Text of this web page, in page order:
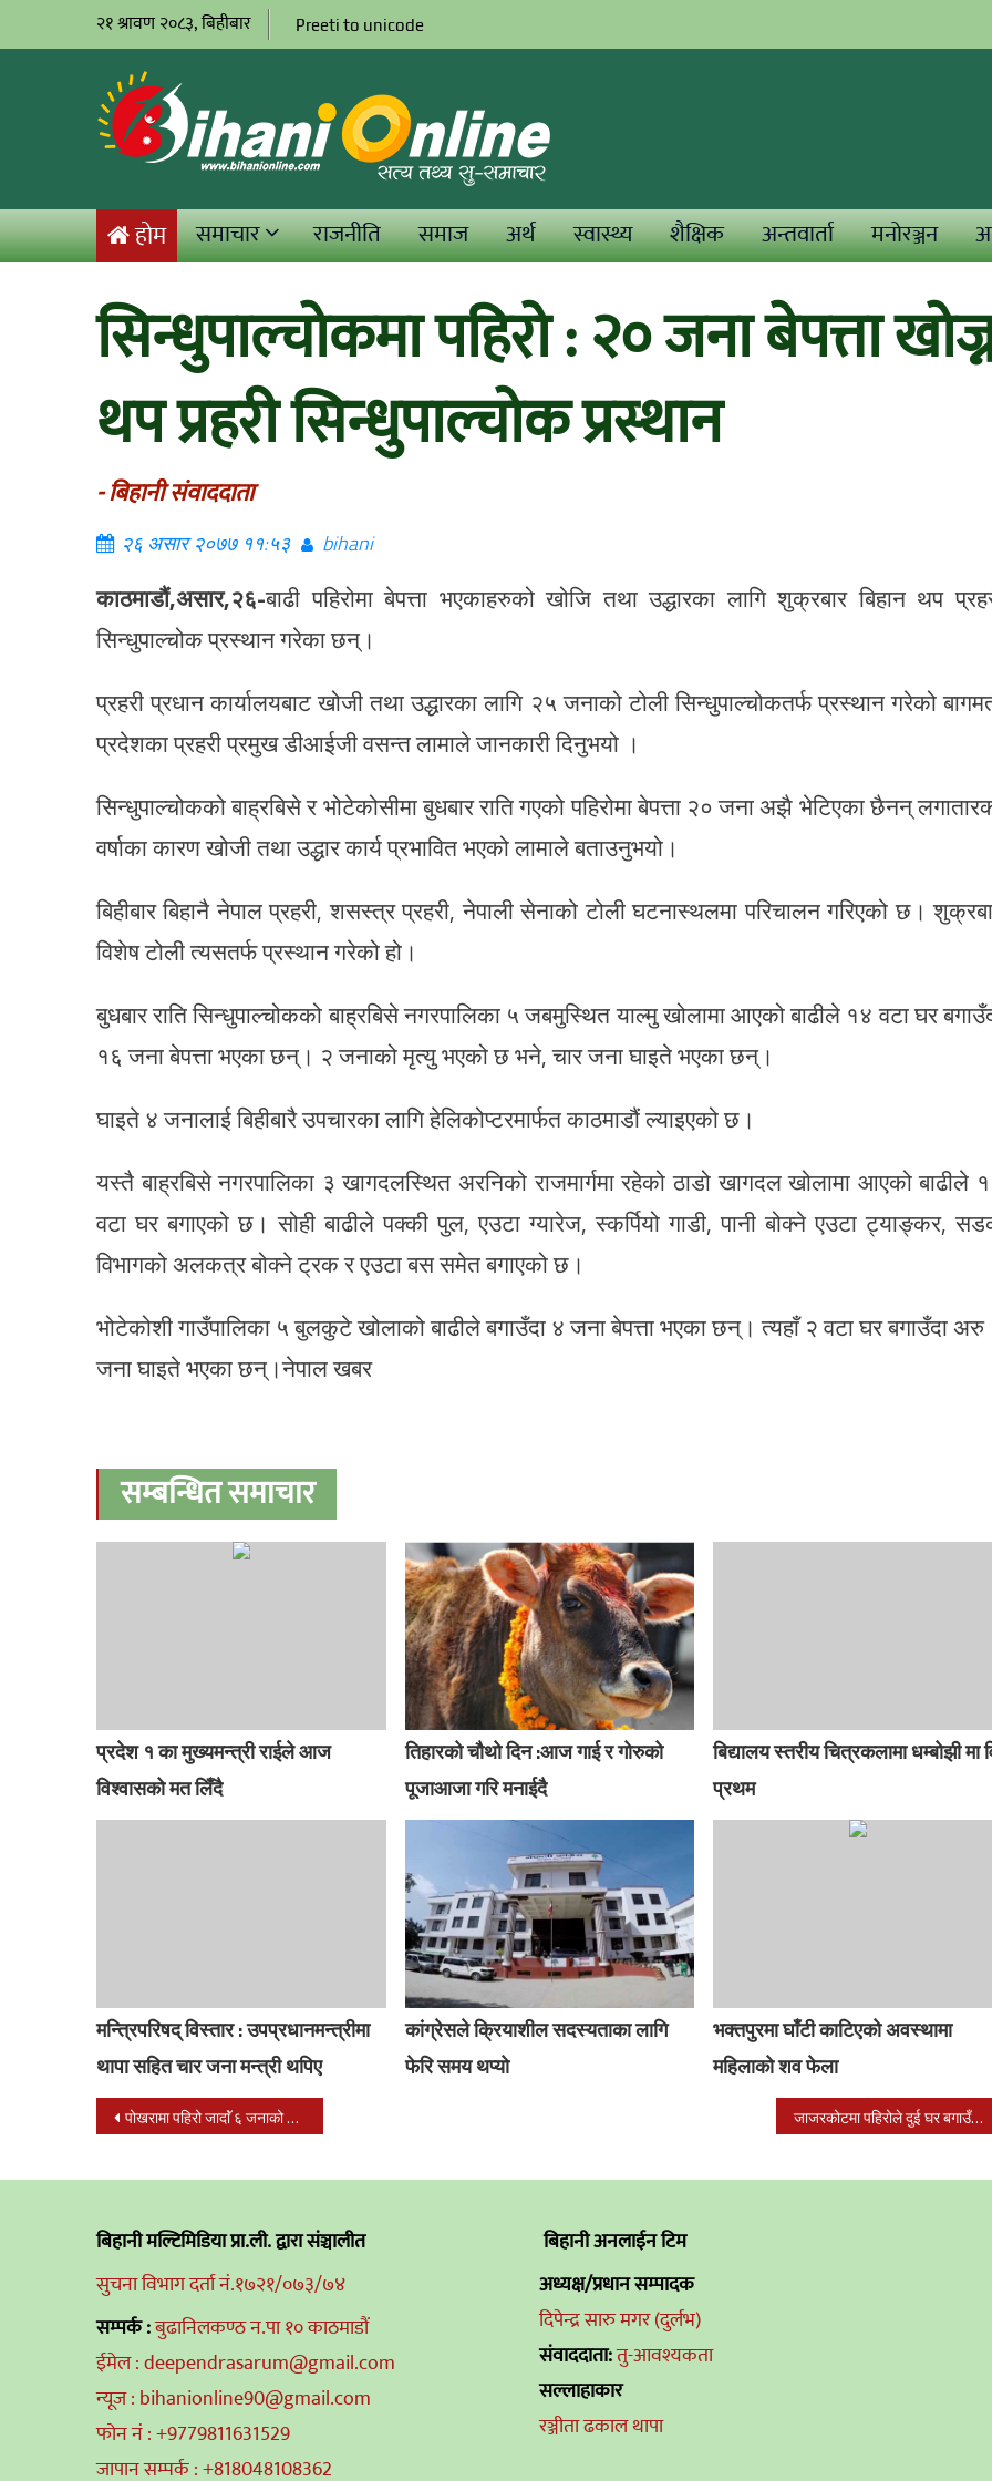
२१ श्रावण २०८३, बिहीबार Preeti to unicode
होम समाचार राजनीति समाज अर्थ स्वास्थ्य शैक्षिक अन्तवार्ता मनोरञ्जन
सिन्धुपाल्चोकमा पहिरो : २० जना बेपत्ता
थप प्रहरी सिन्धुपाल्चोक प्रस्थान
- बिहानी संवाददाता
२६ असार २०७७ ११:५३ bihani
काठमाडौं,असार,२६-बाढी पहिरोमा बेपत्ता भएकाहरुको खोजि तथा उद्धारका लागि शुक्रबार बिहान थप
सिन्धुपाल्चोक प्रस्थान गरेका छन्।
प्रहरी प्रधान कार्यालयबाट खोजी तथा उद्धारका लागि २५ जनाको टोली सिन्धुपाल्चोकतर्फ प्रस्थान गरेको
प्रदेशका प्रहरी प्रमुख डीआईजी वसन्त लामाले जानकारी दिनुभयो ।
सिन्धुपाल्चोकको बाह्रबिसे र भोटेकोसीमा बुधबार राति गएको पहिरोमा बेपत्ता २० जना अझै भेटिएका छैनन्
वर्षाका कारण खोजी तथा उद्धार कार्य प्रभावित भएको लामाले बताउनुभयो।
बिहीबार बिहानै नेपाल प्रहरी, शसस्त्र प्रहरी, नेपाली सेनाको टोली घटनास्थलमा परिचालन गरिएको छ।
विशेष टोली त्यसतर्फ प्रस्थान गरेको हो।
बुधबार राति सिन्धुपाल्चोकको बाह्रबिसे नगरपालिका ५ जबमुस्थित याल्मु खोलामा आएको बाढीले १४ वटा घर
१६ जना बेपत्ता भएका छन्। २ जनाको मृत्यु भएको छ भने, चार जना घाइते भएका छन्।
घाइते ४ जनालाई बिहीबारै उपचारका लागि हेलिकोप्टरमार्फत काठमाडौं ल्याइएको छ।
यस्तै बाह्रबिसे नगरपालिका ३ खागदलस्थित अरनिको राजमार्गमा रहेको ठाडो खागदल खोलामा आएको बाढीले
वटा घर बगाएको छ। सोही बाढीले पक्की पुल, एउटा ग्यारेज, स्कर्पियो गाडी, पानी बोक्ने एउटा ट्याङ्कर,
विभागको अलकत्र बोक्ने ट्रक र एउटा बस समेत बगाएको छ।
भोटेकोशी गाउँपालिका ५ बुलकुटे खोलाको बाढीले बगाउँदा ४ जना बेपत्ता भएका छन्। त्यहाँ २ वटा घर बगाउँदा
जना घाइते भएका छन्।नेपाल खबर
सम्बन्धित समाचार
प्रदेश १ का मुख्यमन्त्री राईले आज
विश्वासको मत लिँदै
तिहारको चौथो दिन :आज गाई र गोरुको
पूजाआजा गरि मनाईदै
बिद्यालय स्तरीय चित्रकलामा धम्बोझी मा
प्रथम
मन्त्रिपरिषद् विस्तार : उपप्रधानमन्त्रीमा
थापा सहित चार जना मन्त्री थपिए
कांग्रेसले क्रियाशील सदस्यताका लागि
फेरि समय थप्यो
भक्तपुरमा घाँटी काटिएको अवस्थामा
महिलाको शव फेला
Post
पोखरामा पहिरो जादाॅं ६ जनाको को मृत्यु, ८ जना घाइते जाजरकोटमा पहिरोले दुई घर बगाउँदा १२ बेपत्ता मध्ये ७ जनाको शव फेला
बिहानी मल्टिमिडिया प्रा.ली. द्वारा संञ्चालीत
सुचना विभाग दर्ता नं.१७२१/०७३/७४
सम्पर्क :बुढानिलकण्ठ न.पा १० काठमाडौं
ईमेल : deependrasarum@gmail.com
न्यूज : bihanionline90@gmail.com
फोन नं : +9779811631529
जापान सम्पर्क : +818048108362
बिहानी अनलाईन टिम
अध्यक्ष/प्रधान सम्पादक
दिपेन्द्र सारु मगर (दुर्लभ)
संवाददाता:तु-आवश्यकता
सल्लाहाकार
रञ्जीता ढकाल थापा